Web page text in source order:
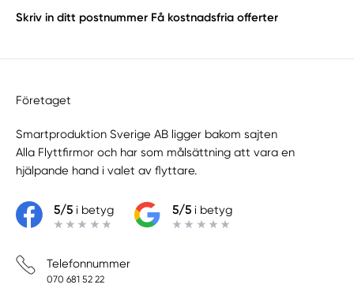
Skriv in ditt postnummer Få kostnadsfria offerter
Företaget
Smartproduktion Sverige AB ligger bakom sajten
Alla Flyttfirmor och har som målsättning att vara en
hjälpande hand i valet av flyttare.
5/5i betyg 5/5i betyg
Telefonnummer
070 681 52 22